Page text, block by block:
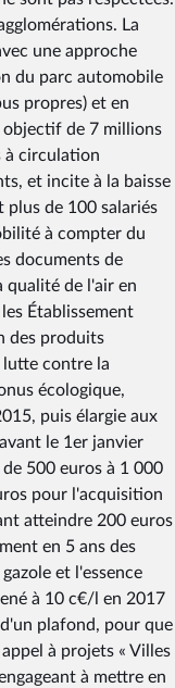
La
une approche
du parc automobile
propres) et en
objectif de 7 millions
à circulation
et incite à la baisse
plus de 100 salariés
à compter du
documents de
qualité de l'air en
Établissement
des produits
lutte contre la
écologique,
puis élargie aux
le 1er janvier
500 euros à 1 000
pour l'acquisition
atteindre 200 euros
en 5 ans des
et l'essence
à 10 c€/l en 2017
plafond, pour que
à projets « Villes
à mettre en